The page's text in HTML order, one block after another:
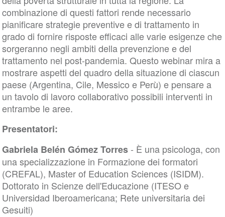
combinazione di questi fattori rende necessario
pianificare strategie preventive e di trattamento in
grado di fornire risposte efficaci alle varie esigenze che
sorgeranno negli ambiti della prevenzione e del
trattamento nel post-pandemia. Questo webinar mira a
mostrare aspetti del quadro della situazione di ciascun
paese (Argentina, Cile, Messico e Perù) e pensare a
un tavolo di lavoro collaborativo possibili interventi in
entrambe le aree.
Presentatori:
Gabriela Belén Gómez Torres- È una psicologa, con
una specializzazione in Formazione dei formatori
(CREFAL), Master of Education Sciences (ISIDM).
Dottorato in Scienze dell'Educazione (ITESO e
Universidad Iberoamericana; Rete universitaria dei
Gesuiti)